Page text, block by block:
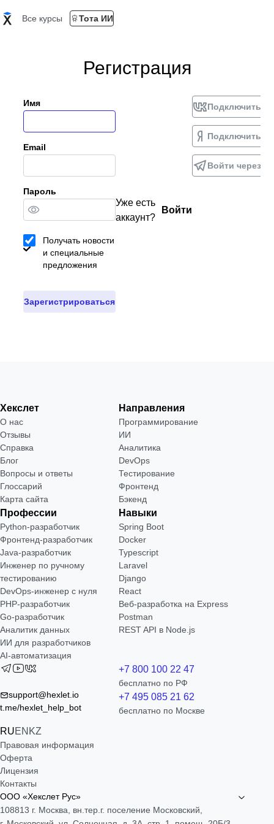
Все курсы Тота ИИ
Регистрация
Имя
Email
Пароль
Получать новости
и специальные
предложения
Зарегистрироваться
Уже есть
аккаунт?
Войти
Подключить
Подключить
Войти через
Хекслет
О нас
Отзывы
Справка
Блог
Вопросы и ответы
Глоссарий
Карта сайта
Направления
Программирование
ИИ
Аналитика
DevOps
Тестирование
Фронтенд
Бэкенд
Профессии
Python-разработчик
Фронтенд-разработчик
Java-разработчик
Инженер по ручному
тестированию
DevOps-инженер с нуля
РНР-разработчик
Go-разработчик
Аналитик данных
ИИ для разработчиков
AI-автоматизация
Навыки
Spring Boot
Docker
Typescript
Laravel
Django
React
Веб-разработка на Express
Postman
REST API в Node.js
support@hexlet.io
t.me/hexlet_help_bot
RUEN KZ
+7 800 100 22 47
бесплатно по РФ
+7 495 085 21 62
бесплатно по Москве
Правовая информация
Оферта
Лицензия
Контакты
ООО «Хекслет Рус»
108813 г. Москва, вн.тер.г. поселение Московский,